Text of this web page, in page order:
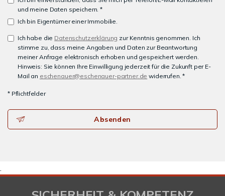
und meine Daten speichern. *
Ich bin Eigentümer einer Immobilie.
Ich habe die Datenschutzerklärung zur Kenntnis genommen. Ich
stimme zu, dass meine Angaben und Daten zur Beantwortung
meiner Anfrage elektronisch erhoben und gespeichert werden.
Hinweis: Sie können Ihre Einwilligung jederzeit für die Zukunft per E-
Mail an eschenauer@eschenauer-partner.de widerrufen. *
* Pflichtfelder
Absenden
.